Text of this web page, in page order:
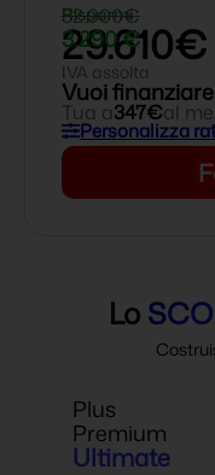
32.900€
29.610€
IVA assolta
Risparmi
3.290 €
Vuoi
Tua a347€al
Personalizza
Lo
Plus
Premium
Ultimate